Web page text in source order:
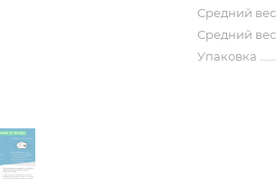
Средний вес
Средний
Упаковка